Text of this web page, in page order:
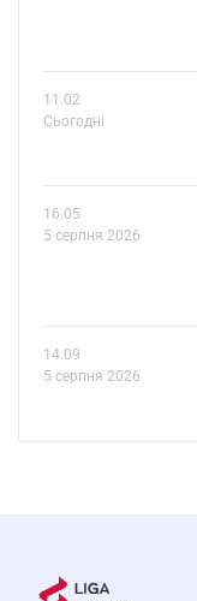
11.02
Сьогодні
16.05
5 серпня 2026
14.09
5 серпня 2026